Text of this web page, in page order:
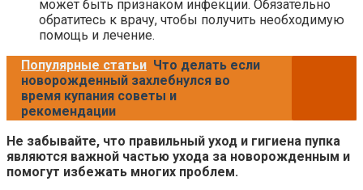
может быть признаком инфекции. Обязательно
обратитесь к врачу, чтобы получить необходимую
помощь и лечение.
Популярные статьи Что делать если
новорожденный захлебнулся во
время купания советы и
рекомендации
Не забывайте, что правильный уход и гигиена пупка
являются важной частью ухода за новорожденным и
помогут избежать многих проблем.